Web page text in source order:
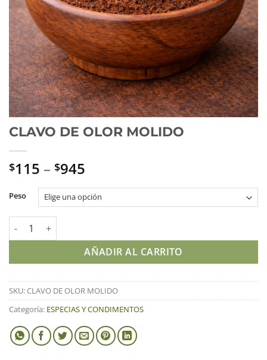
CLAVO DE OLOR MOLIDO
$115 – $945
Peso
CLAVO DE OLOR MOLIDO cantidad
AÑADIR AL CARRITO
SKU:CLAVO DE OLOR MOLIDO
Categoría: ESPECIAS Y CONDIMENTOS